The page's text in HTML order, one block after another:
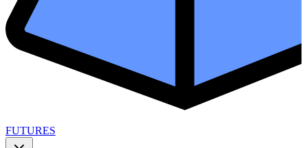
FUTURES